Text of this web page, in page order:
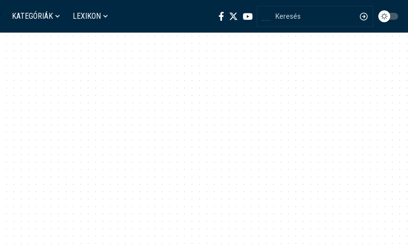
KATEGÓRIÁK LEXIKON